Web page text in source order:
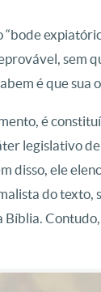
sem
é que sua
é
legislativo
disso, ele
do texto,